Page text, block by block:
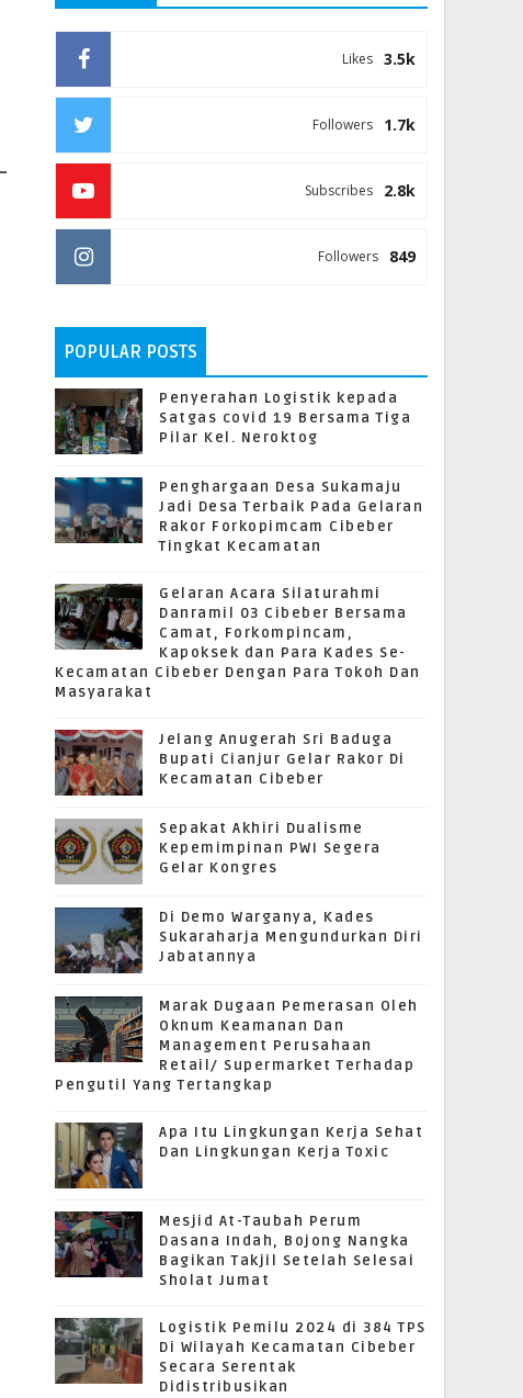
3.5k
Likes
1.7k
Followers
2.8k
Subscribes
849
Followers
POPULAR POSTS
Penyerahan Logistik kepada
Satgas covid 19 Bersama Tiga
Pilar Kel. Neroktog
Penghargaan Desa Sukamaju
Jadi Desa Terbaik Pada Gelaran
Rakor Forkopimcam Cibeber
Tingkat Kecamatan
Gelaran Acara Silaturahmi
Danramil 03 Cibeber Bersama
Camat, Forkompincam,
Kapoksek dan Para Kades Se-
Kecamatan Cibeber Dengan Para Tokoh Dan
Masyarakat
Jelang Anugerah Sri Baduga
Bupati Cianjur Gelar Rakor Di
Kecamatan Cibeber
Sepakat Akhiri Dualisme
Kepemimpinan PWI Segera
Gelar Kongres
Di Demo Warganya, Kades
Sukaraharja Mengundurkan Diri
Jabatannya
Marak Dugaan Pemerasan Oleh
Oknum Keamanan Dan
Management Perusahaan
Retail/ Supermarket Terhadap
Pengutil Yang Tertangkap
Apa Itu Lingkungan Kerja Sehat
Dan Lingkungan Kerja Toxic
Mesjid At-Taubah Perum
Dasana Indah, Bojong Nangka
Bagikan Takjil Setelah Selesai
Sholat Jumat
Logistik Pemilu 2024 di 384 TPS
Di Wilayah Kecamatan Cibeber
Secara Serentak
Didistribusikan